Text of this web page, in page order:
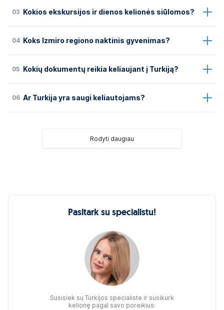
03 Kokios ekskursijos ir dienos kelionės siūlomos?
04 Koks Izmiro regiono naktinis gyvenimas?
05 Kokių dokumentų reikia keliaujant į Turkiją?
06 Ar Turkija yra saugi keliautojams?
Rodyti daugiau
Pasitark su specialistu!
Susisiek su Turkijos specialiste ir susikurk
kelionę pagal savo poreikius: